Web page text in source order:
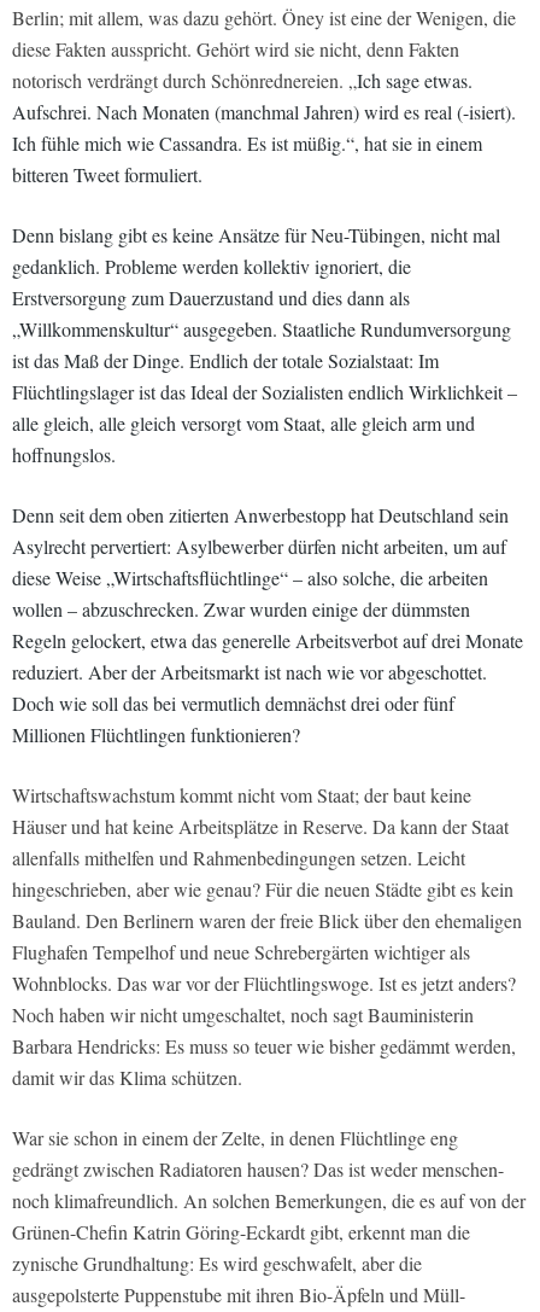
Berlin; mit allem, was dazu gehört. Öney ist eine der Wenigen, die
diese Fakten ausspricht. Gehört wird sie nicht, denn Fakten
notorisch verdrängt durch Schönrednereien. „Ich sage etwas.
Aufschrei. Nach Monaten (manchmal Jahren) wird es real (-isiert).
Ich fühle mich wie Cassandra. Es ist müßig.“, hat sie in einem
bitteren Tweet formuliert.
Denn bislang gibt es keine Ansätze für Neu-Tübingen, nicht mal
gedanklich. Probleme werden kollektiv ignoriert, die
Erstversorgung zum Dauerzustand und dies dann als
„Willkommenskultur“ ausgegeben. Staatliche Rundumversorgung
ist das Maß der Dinge. Endlich der totale Sozialstaat: Im
Flüchtlingslager ist das Ideal der Sozialisten endlich Wirklichkeit –
alle gleich, alle gleich versorgt vom Staat, alle gleich arm und
hoffnungslos.
Denn seit dem oben zitierten Anwerbestopp hat Deutschland sein
Asylrecht pervertiert: Asylbewerber dürfen nicht arbeiten, um auf
diese Weise „Wirtschaftsflüchtlinge“ – also solche, die arbeiten
wollen – abzuschrecken. Zwar wurden einige der dümmsten
Regeln gelockert, etwa das generelle Arbeitsverbot auf drei Monate
reduziert. Aber der Arbeitsmarkt ist nach wie vor abgeschottet.
Doch wie soll das bei vermutlich demnächst drei oder fünf
Millionen Flüchtlingen funktionieren?
Wirtschaftswachstum kommt nicht vom Staat; der baut keine
Häuser und hat keine Arbeitsplätze in Reserve. Da kann der Staat
allenfalls mithelfen und Rahmenbedingungen setzen. Leicht
hingeschrieben, aber wie genau? Für die neuen Städte gibt es kein
Bauland. Den Berlinern waren der freie Blick über den ehemaligen
Flughafen Tempelhof und neue Schrebergärten wichtiger als
Wohnblocks. Das war vor der Flüchtlingswoge. Ist es jetzt anders?
Noch haben wir nicht umgeschaltet, noch sagt Bauministerin
Barbara Hendricks: Es muss so teuer wie bisher gedämmt werden,
damit wir das Klima schützen.
War sie schon in einem der Zelte, in denen Flüchtlinge eng
gedrängt zwischen Radiatoren hausen? Das ist weder menschen-
noch klimafreundlich. An solchen Bemerkungen, die es auf von der
Grünen-Chefin Katrin Göring-Eckardt gibt, erkennt man die
zynische Grundhaltung: Es wird geschwafelt, aber die
ausgepolsterte Puppenstube mit ihren Bio-Äpfeln und Müll-